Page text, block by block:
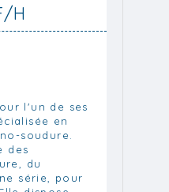
H
l'un de ses
en
soudure.
des
du
série, pour